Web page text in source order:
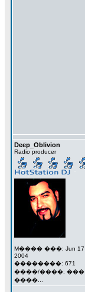
Deep_Oblivion
Radio producer
M���� ���: Jun 17,
2004
��������: 671
����/����: ���
����...